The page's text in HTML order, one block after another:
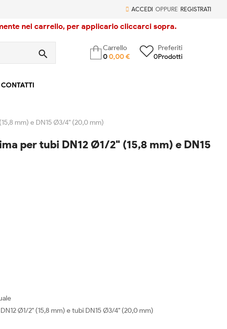
ACCEDI OPPURE REGISTRATI
nel carrello, per applicarlo cliccarci sopra.
search
Carrello
00,00 €
Preferiti
0Prodotti
CONTATTI
mm) e DN15 Ø3/4" (20,0 mm)
per tubi DN12 Ø1/2" (15,8 mm) e DN15
Ø1/2" (15,8 mm) e tubi DN15 Ø3/4" (20,0 mm)